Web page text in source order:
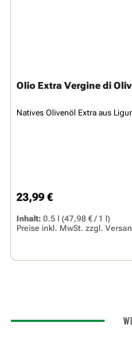
Olio Extra Vergine di
Natives Olivenöl Extra aus
Regulärer Preis:
23,99 €
Inhalt: 0.5 l
(47,98 € / 1 l)
Preise inkl. MwSt. zzgl.